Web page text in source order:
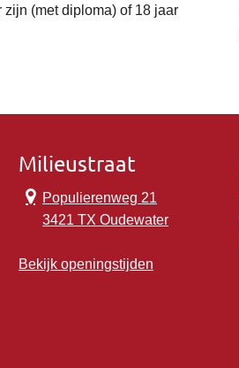
zijn (met diploma) of 18 jaar
Milieustraat
Populierenweg 21
3421 TX Oudewater
Bekijk openingstijden